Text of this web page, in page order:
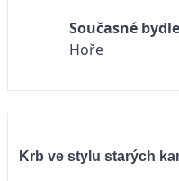
Současné
Hoře
Krb ve stylu starých